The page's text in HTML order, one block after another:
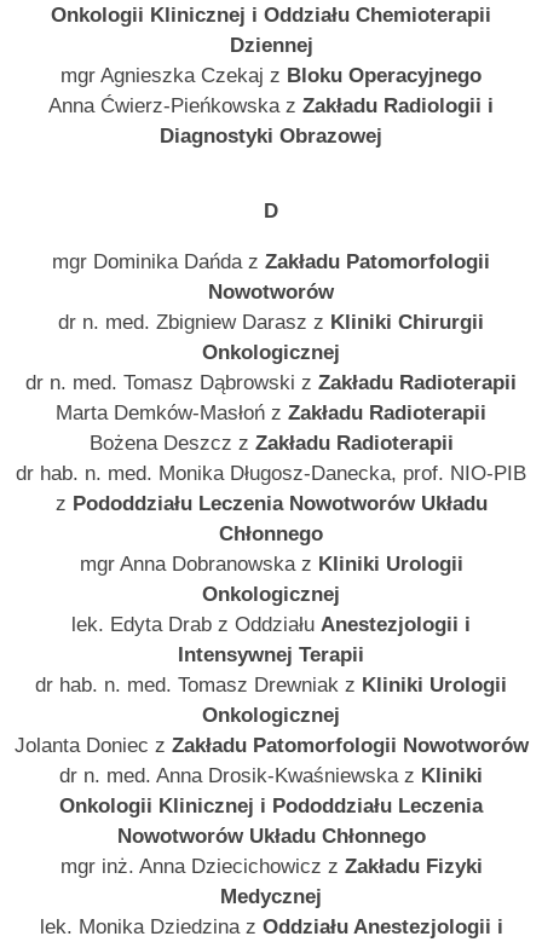
Onkologii Klinicznej i Oddziału Chemioterapii
Dziennej
mgr Agnieszka Czekaj z Bloku Operacyjnego
Anna Ćwierz-Pieńkowska z Zakładu Radiologii i
Diagnostyki Obrazowej
D
mgr Dominika Dańda z Zakładu Patomorfologii
Nowotworów
dr n. med. Zbigniew Darasz z Kliniki Chirurgii
Onkologicznej
dr n. med. Tomasz Dąbrowski z Zakładu Radioterapii
Marta Demków-Masłoń z Zakładu Radioterapii
Bożena Deszcz z Zakładu Radioterapii
dr hab. n. med. Monika Długosz-Danecka, prof. NIO-PIB
z Pododdziału Leczenia Nowotworów Układu
Chłonnego
mgr Anna Dobranowska z Kliniki Urologii
Onkologicznej
lek. Edyta Drab z Oddziału Anestezjologii i
Intensywnej Terapii
dr hab. n. med. Tomasz Drewniak z Kliniki Urologii
Onkologicznej
Jolanta Doniec z Zakładu Patomorfologii Nowotworów
dr n. med. Anna Drosik-Kwaśniewska z Kliniki
Onkologii Klinicznej i Pododdziału Leczenia
Nowotworów Układu Chłonnego
mgr inż. Anna Dziecichowicz z Zakładu Fizyki
Medycznej
lek. Monika Dziedzina z Oddziału Anestezjologii i